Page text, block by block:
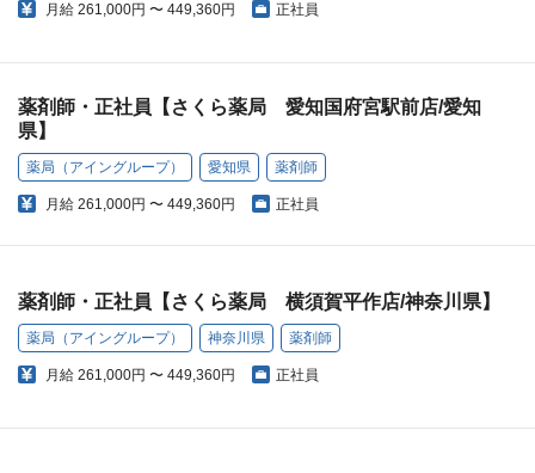
月給 261,000円 〜 449,360円 正社員
薬剤師・正社員【さくら薬局 愛知国府宮駅前店/愛知
県】
薬局（アイングループ） 愛知県 薬剤師
月給 261,000円 〜 449,360円 正社員
薬剤師・正社員【さくら薬局 横須賀平作店/神奈川県】
薬局（アイングループ） 神奈川県 薬剤師
月給 261,000円 〜 449,360円 正社員